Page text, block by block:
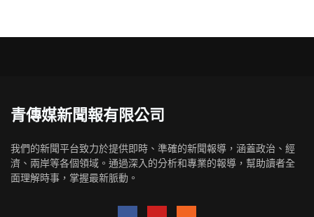
青傳媒新聞報有限公司
我們的新聞平台致力於提供即時、準確的新聞報導，涵蓋政治、經
濟、兩岸等各個領域。通過深入的分析和專業的報導，幫助讀者全
面理解時事，掌握最新脈動。